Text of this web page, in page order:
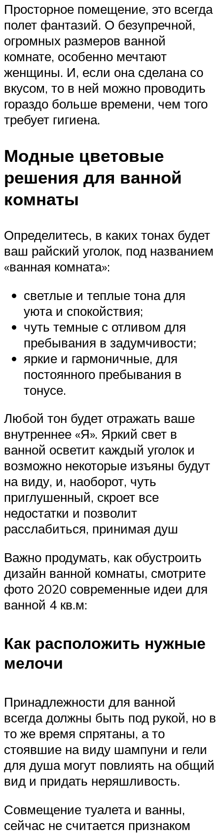
Просторное помещение, это всегда
полет фантазий. О безупречной,
огромных размеров ванной
комнате, особенно мечтают
женщины. И, если она сделана со
вкусом, то в ней можно проводить
гораздо больше времени, чем того
требует гигиена.
Модные цветовые
решения для ванной
комнаты
Определитесь, в каких тонах будет
ваш райский уголок, под названием
«ванная комната»:
светлые и теплые тона для
уюта и спокойствия;
чуть темные с отливом для
пребывания в задумчивости;
яркие и гармоничные, для
постоянного пребывания в
тонусе.
Любой тон будет отражать ваше
внутреннее «Я». Яркий свет в
ванной осветит каждый уголок и
возможно некоторые изъяны будут
на виду, и, наоборот, чуть
приглушенный, скроет все
недостатки и позволит
расслабиться, принимая душ
Важно продумать, как обустроить
дизайн ванной комнаты, смотрите
фото 2020 современные идеи для
ванной 4 кв.м:
Как расположить нужные
мелочи
Принадлежности для ванной
всегда должны быть под рукой, но в
то же время спрятаны, а то
стоявшие на виду шампуни и гели
для душа могут повлиять на общий
вид и придать неряшливость.
Совмещение туалета и ванны,
сейчас не считается признаком